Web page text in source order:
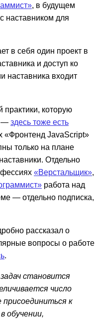
, в будущем
наставником для
в себя один проект в
и доступ ко
наставника входит
практики, которую
— здесь тоже есть
«Фронтенд JavaScript»
только на плане
Отдельно
«Верстальщик»,
работа над
— отдельно подписка,
рассказал о
вопросы о работе
.
становится
число
к
обучении,